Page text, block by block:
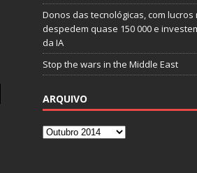
Donos das tecnológicas, com lucros
despedem quase 150 000 e
da IA
Stop the wars in the Middle East
ARQUIVO